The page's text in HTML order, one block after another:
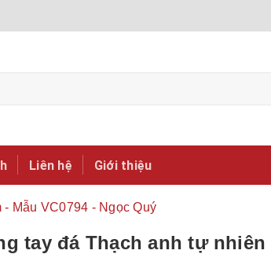
Liên hệ Giới thiệu
Mẫu VC0794 - Ngọc Quý
tay đá Thạch anh tự nhiên